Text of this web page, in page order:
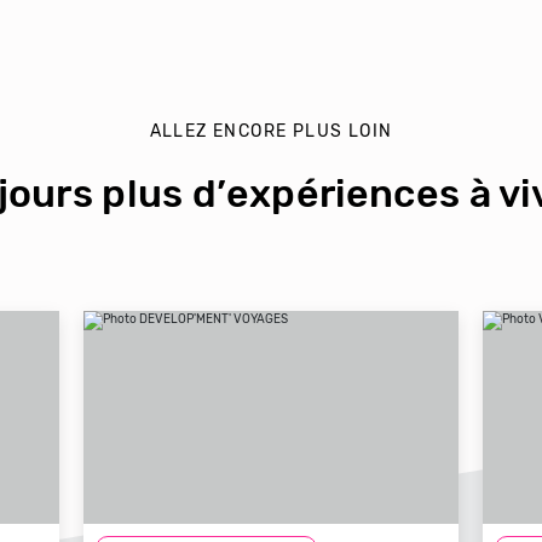
ALLEZ ENCORE PLUS LOIN
plus d’expériences à